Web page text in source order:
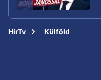
HírTv Külföld